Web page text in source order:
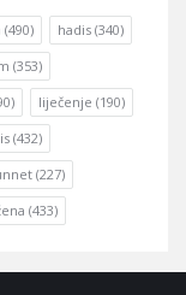
(490) hadis (340)
(353)
liječenje (190)
(432)
(227)
(433)